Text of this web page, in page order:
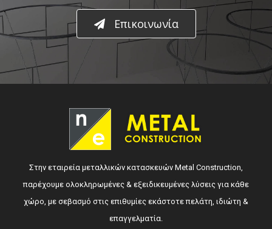
Επικοινωνία
Στην εταιρεία μεταλλικών κατασκευών Metal Construction,
παρέχουμε ολοκληρωμένες & εξειδικευμένες λύσεις για κάθε
χώρο, με σεβασμό στις επιθυμίες εκάστοτε πελάτη, ιδιώτη &
επαγγελματία.